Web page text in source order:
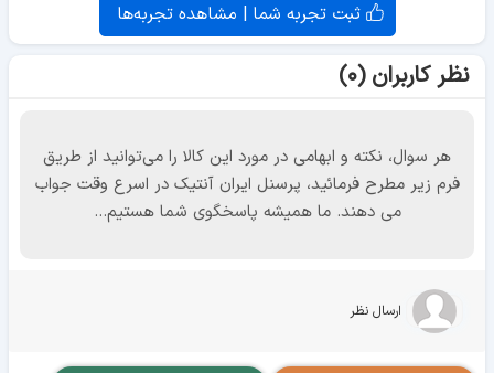
ثبت تجربه شما | مشاهده تجربه‌ها
نظر کاربران (۰)
هر سوال، نکته و ابهامی در مورد این کالا را می‌توانید از طریق
فرم زیر مطرح فرمائید، پرسنل ایران آنتیک در اسرع وقت جواب
می دهند. ما همیشه پاسخگوی شما هستیم...
ارسال نظر